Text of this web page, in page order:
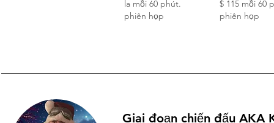
la mỗi 60 phút.
phiên họp
$ 115 mỗi 60
phiên họp
Giai đoạn chiến đấu AKA